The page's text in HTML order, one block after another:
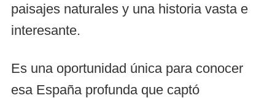
paisajes naturales y una historia vasta e
interesante.
Es una oportunidad única para conocer
esa España profunda que captó